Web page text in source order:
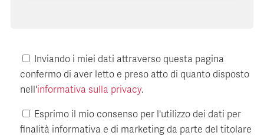
Inviando i miei dati attraverso questa pagina
confermo di aver letto e preso atto di quanto disposto
nell'informativa sulla privacy.
Esprimo il mio consenso per l'utilizzo dei dati per
finalità informativa e di marketing da parte del titolare